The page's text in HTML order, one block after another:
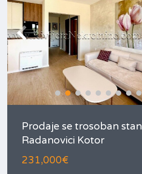
Prodaje se trosoban stan
Radanovici Kotor
231,000€